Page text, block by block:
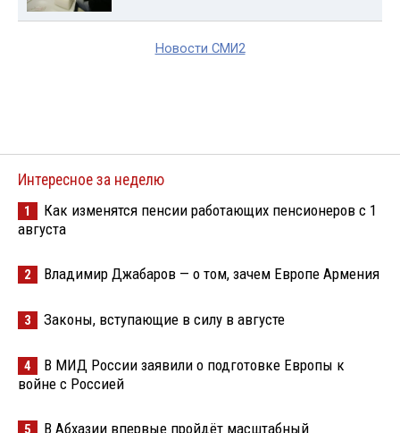
Новости СМИ2
Интересное за неделю
1
Как изменятся пенсии работающих пенсионеров с 1
августа
2 Владимир Джабаров — о том, зачем Европе Армения
3 Законы, вступающие в силу в августе
4
В МИД России заявили о подготовке Европы к
войне с Россией
5
В Абхазии впервые пройдёт масштабный